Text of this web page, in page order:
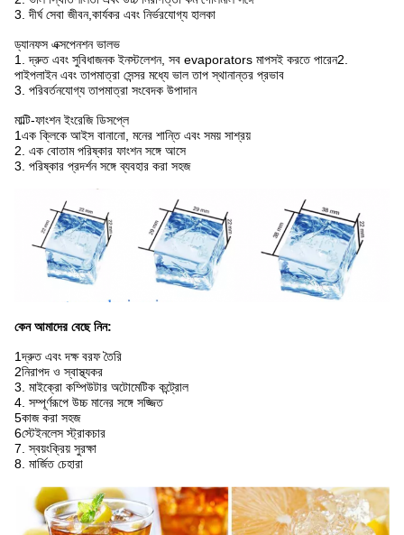
3. দীর্ঘ সেবা জীবন,কার্যকর এবং নির্ভরযোগ্য হালকা
ড্যানফস এক্সপেনশন ভালভ
1. দ্রুত এবং সুবিধাজনক ইনস্টলেশন, সব evaporators মাপসই করতে পারেন2.
পাইপলাইন এবং তাপমাত্রা সেন্সর মধ্যে ভাল তাপ স্থানান্তর প্রভাব
3. পরিবর্তনযোগ্য তাপমাত্রা সংবেদক উপাদান
মাল্টি-ফাংশন ইংরেজি ডিসপ্লে
1এক ক্লিকে আইস বানানো, মনের শান্তি এবং সময় সাশ্রয়
2. এক বোতাম পরিষ্কার ফাংশন সঙ্গে আসে
3. পরিষ্কার প্রদর্শন সঙ্গে ব্যবহার করা সহজ
কেন আমাদের বেছে নিন:
1দ্রুত এবং দক্ষ বরফ তৈরি
2নিরাপদ ও স্বাস্থ্যকর
3. মাইক্রো কম্পিউটার অটোমেটিক কন্ট্রোল
4. সম্পূর্ণরূপে উচ্চ মানের সঙ্গে সজ্জিত
5কাজ করা সহজ
6স্টেইনলেস স্ট্রাকচার
7. স্বয়ংক্রিয় সুরক্ষা
8. মার্জিত চেহারা